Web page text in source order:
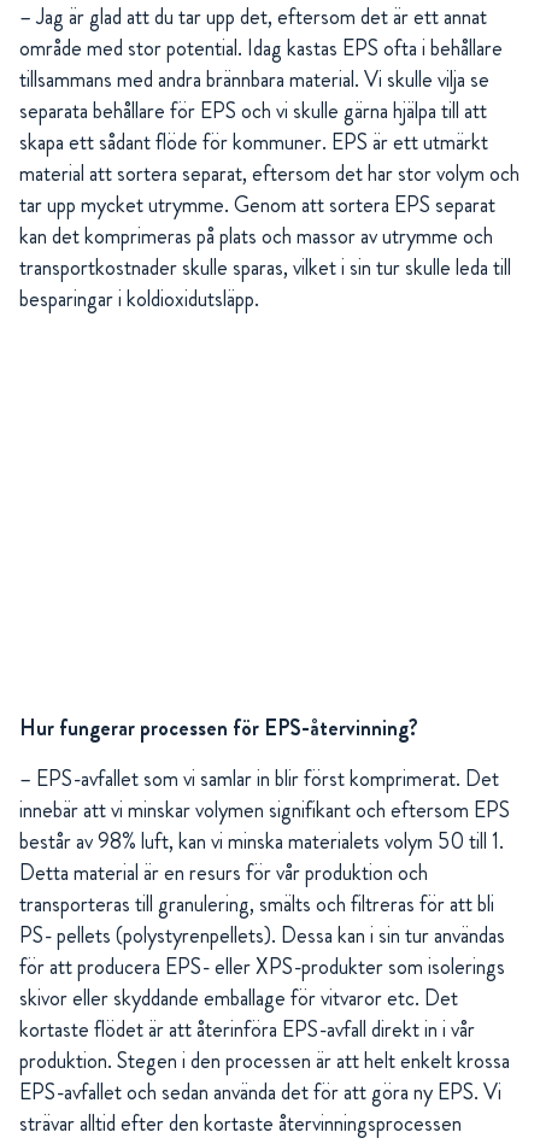
– Jag är glad att du tar upp det, eftersom det är ett annat
område med stor potential. Idag kastas EPS ofta i behållare
tillsammans med andra brännbara material. Vi skulle vilja se
separata behållare för EPS och vi skulle gärna hjälpa till att
skapa ett sådant flöde för kommuner. EPS är ett utmärkt
material att sortera separat, eftersom det har stor volym och
tar upp mycket utrymme. Genom att sortera EPS separat
kan det komprimeras på plats och massor av utrymme och
transportkostnader skulle sparas, vilket i sin tur skulle leda till
besparingar i koldioxidutsläpp.
Hur fungerar processen för EPS-återvinning?
– EPS-avfallet som vi samlar in blir först komprimerat. Det
innebär att vi minskar volymen signifikant och eftersom EPS
består av 98% luft, kan vi minska materialets volym 50 till 1.
Detta material är en resurs för vår produktion och
transporteras till granulering, smälts och filtreras för att bli
PS- pellets (polystyrenpellets). Dessa kan i sin tur användas
för att producera EPS- eller XPS-produkter som isolerings
skivor eller skyddande emballage för vitvaror etc. Det
kortaste flödet är att återinföra EPS-avfall direkt in i vår
produktion. Stegen i den processen är att helt enkelt krossa
EPS-avfallet och sedan använda det för att göra ny EPS. Vi
strävar alltid efter den kortaste återvinningsprocessen